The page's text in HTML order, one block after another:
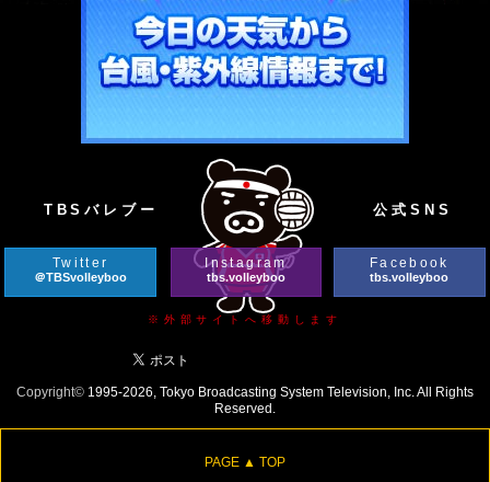
TBSバレブー 公式SNS
Twitter
＠TBSvolleyboo
Facebook
tbs.volleyboo
Instagram
tbs.volleyboo
※外部サイトへ移動します
PAGE ▲ TOP
Copyright© 1995-2026, Tokyo Broadcasting System Television, Inc. All Rights
Reserved.